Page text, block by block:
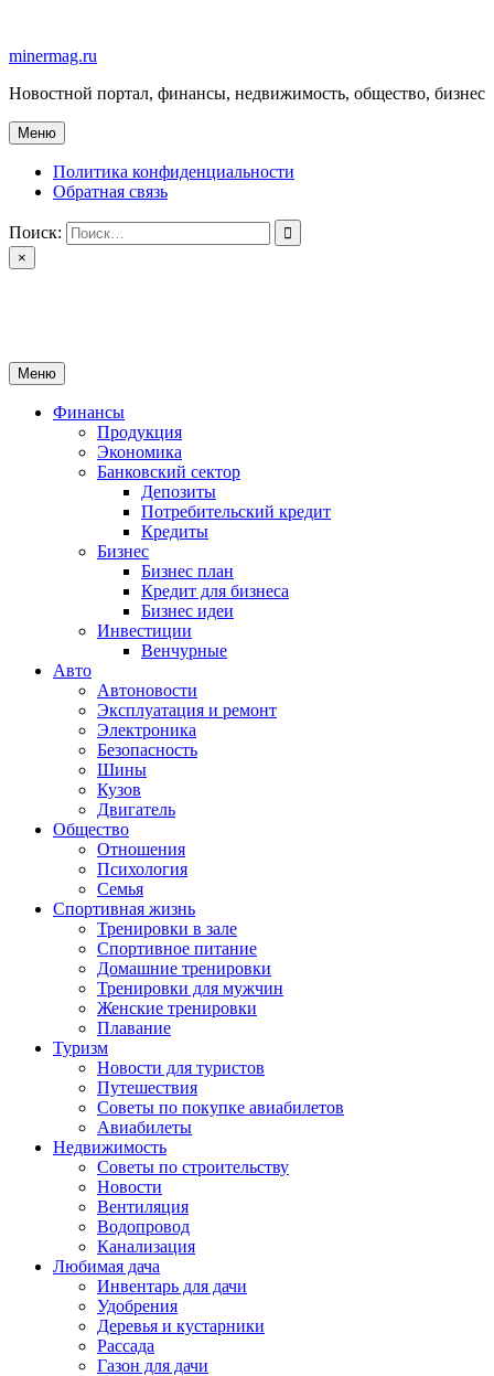
содержимому
minermag.ru
Новостной портал, финансы, недвижимость, общество, бизнес
Меню
Политика конфиденциальности
Обратная связь
Поиск:
×
Меню
Финансы
Продукция
Экономика
Банковский сектор
Депозиты
Потребительский кредит
Кредиты
Бизнес
Бизнес план
Кредит для бизнеса
Бизнес идеи
Инвестиции
Венчурные
Авто
Автоновости
Эксплуатация и ремонт
Электроника
Безопасность
Шины
Кузов
Двигатель
Общество
Отношения
Психология
Семья
Спортивная жизнь
Тренировки в зале
Спортивное питание
Домашние тренировки
Тренировки для мужчин
Женские тренировки
Плавание
Туризм
Новости для туристов
Путешествия
Советы по покупке авиабилетов
Авиабилеты
Недвижимость
Советы по строительству
Новости
Вентиляция
Водопровод
Канализация
Любимая дача
Инвентарь для дачи
Удобрения
Деревья и кустарники
Рассада
Газон для дачи